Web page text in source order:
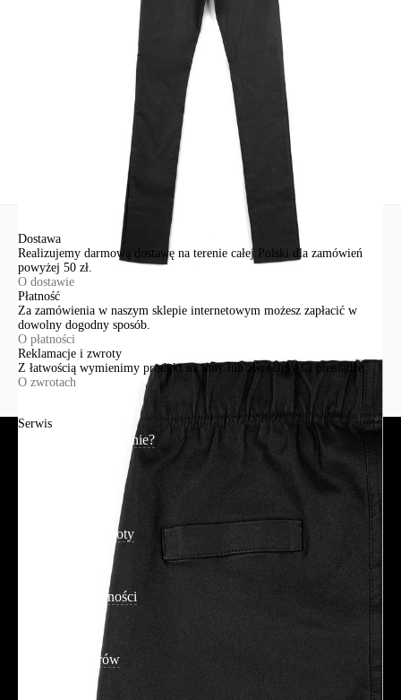
Ten produkt nie ma pytań Możesz zadać pytanie, klikając przycisk
Dostawa
Realizujemy darmową dostawę na terenie całej Polski dla zamówień
powyżej 50 zł.
O dostawie
Płatność
Za zamówienia w naszym sklepie internetowym możesz zapłacić w
dowolny dogodny sposób.
O płatności
Reklamacje i zwroty
Z łatwością wymienimy produkt na inny lub zwrócimy Ci pieniądze.
O zwrotach
Serwis
Jak złożyć zamówienie?
Reklamacje i zwroty
Polityka prywatności
Tabela rozmiarów